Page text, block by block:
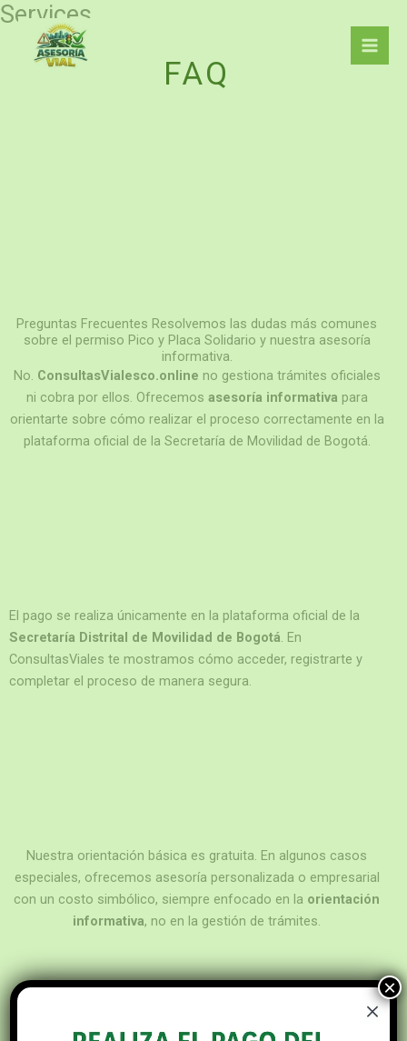
Ir
contenido
Services
FAQ
Preguntas Frecuentes Resolvemos las dudas más comunes
sobre el permiso Pico y Placa Solidario y nuestra asesoría
informativa.
No. ConsultasVialesco.online no gestiona trámites oficiales
ni cobra por ellos. Ofrecemos asesoría informativa para
orientarte sobre cómo realizar el proceso correctamente en la
plataforma oficial de la Secretaría de Movilidad de Bogotá.
El pago se realiza únicamente en la plataforma oficial de la
Secretaría Distrital de Movilidad de Bogotá. En
ConsultasViales te mostramos cómo acceder, registrarte y
completar el proceso de manera segura.
Nuestra orientación básica es gratuita. En algunos casos
especiales, ofrecemos asesoría personalizada o empresarial
con un costo simbólico, siempre enfocado en la orientación
informativa, no en la gestión de trámites.
Debes tener los datos del propietario del vehículo, la placa,
×